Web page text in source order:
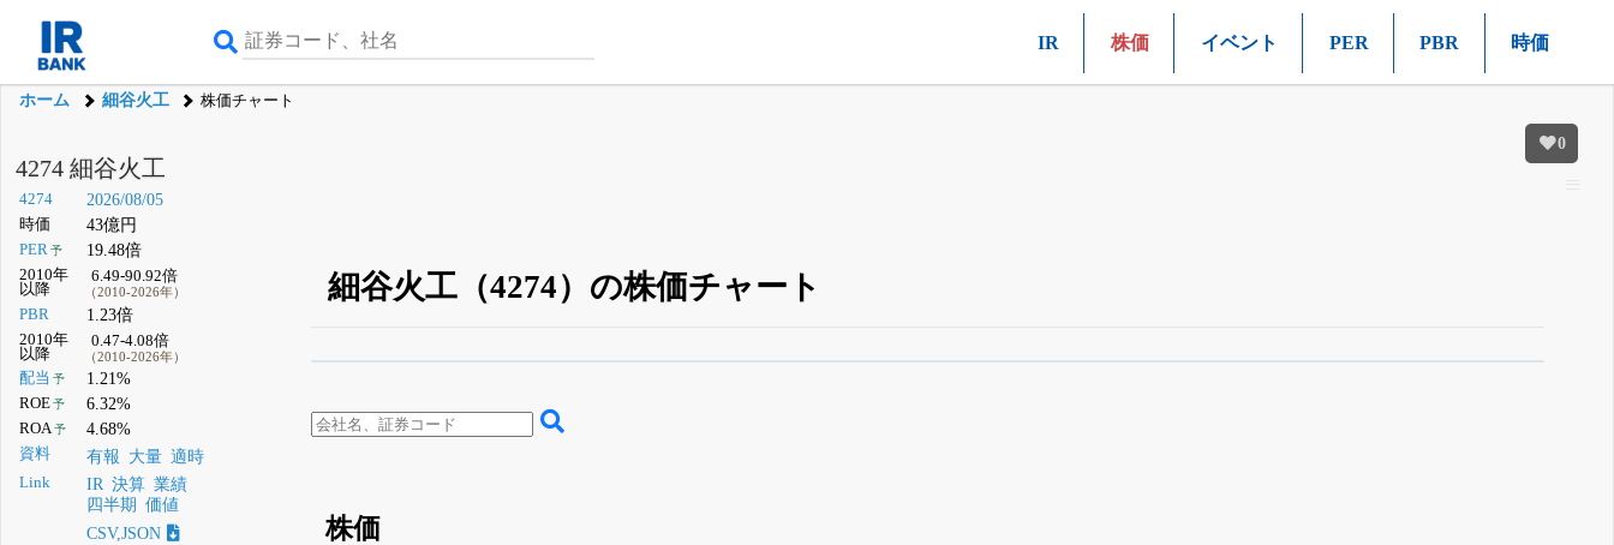
IR 株価 イベント PER PBR 時価
ホーム 細谷火工 株価チャート
0
4274 細谷火工
4274 2026/08/05
時価 43億円
PER予 19.48倍
2010年
以降
6.49-90.92倍
（2010-2026年）
PBR 1.23倍
2010年
以降
0.47-4.08倍
（2010-2026年）
配当 予 1.21%
ROE予 6.32%
ROA予 4.68%
資料 有報 大量 適時
Link IR 決算 業績
四半期
価値
CSV,JSON
細谷火工（4274）の株価チャート
無料でβ版をはじめる
株価